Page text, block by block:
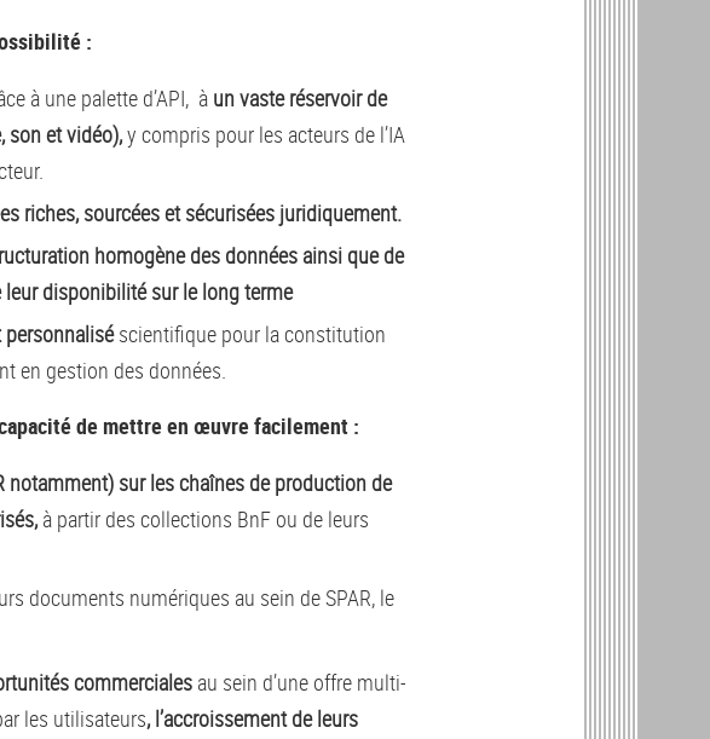
:
à une palette d’API, à un vaste réservoir de
son et vidéo),y compris pour les acteurs de l’IA
riches, sourcées et sécurisées juridiquement.
homogène des données ainsi que de
disponibilité sur le long terme
scientifique pour la constitution
en gestion des données.
de mettre en œuvre facilement :
notamment) sur les chaînes de production de
à partir des collections BnF ou de leurs
documents numériques au sein de SPAR, le
commerciales au sein d’une offre multi-
les utilisateurs, l’accroissement de leurs